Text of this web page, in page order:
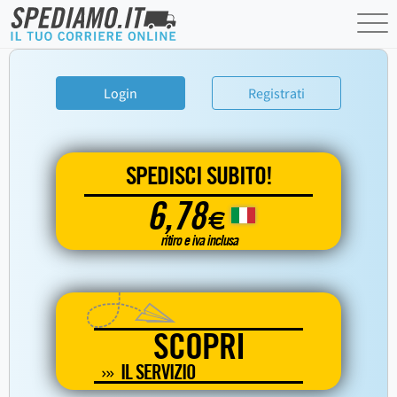
Login Registrati
SPEDISCI SUBITO!
6,78€
ritiro e iva inclusa
SCOPRI
IL SERVIZIO